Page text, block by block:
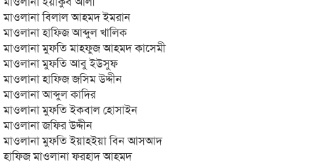
মাওলানা বিলাল আহমদ ইমরান
মাওলানা হাফিজ আব্দুল খালিক
মাওলানা মুফতি মাহফুজ আহমদ কাসেমী
মাওলানা মুফতি আবু ইউসুফ
মাওলানা হাফিজ জসিম উদ্দীন
মাওলানা আব্দুল কাদির
মাওলানা মুফতি ইকবাল হোসাইন
মাওলানা জফির উদ্দীন
মাওলানা মুফতি ইয়াহইয়া বিন আসআদ
হাফিজ মাওলানা ফরহাদ আহমদ